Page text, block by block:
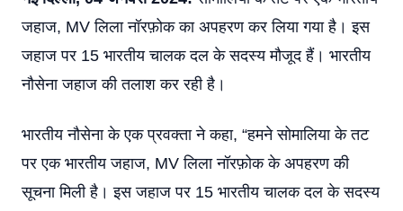
जहाज, MV लिला नॉरफ़ोक का अपहरण कर लिया गया है। इस
जहाज पर 15 भारतीय चालक दल के सदस्य मौजूद हैं। भारतीय
नौसेना जहाज की तलाश कर रही है।
भारतीय नौसेना के एक प्रवक्ता ने कहा, “हमने सोमालिया के तट
पर एक भारतीय जहाज, MV लिला नॉरफ़ोक के अपहरण की
सूचना मिली है। इस जहाज पर 15 भारतीय चालक दल के सदस्य